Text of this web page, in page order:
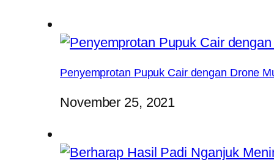
Penyemprotan Pupuk Cair dengan Drone
November 25, 2021